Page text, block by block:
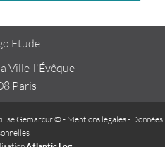
Ville-l'Évêque
Paris
Gemarcur © - Mentions légales- Données